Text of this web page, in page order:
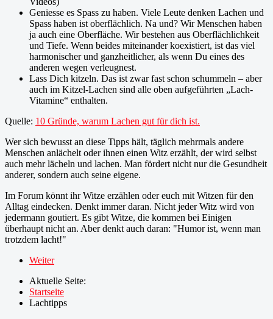
Geniesse es Spass zu haben. Viele Leute denken Lachen und
Spass haben ist oberflächlich. Na und? Wir Menschen haben
ja auch eine Oberfläche. Wir bestehen aus Oberflächlichkeit
und Tiefe. Wenn beides miteinander koexistiert, ist das viel
harmonischer und ganzheitlicher, als wenn Du eines des
anderen wegen verleugnest.
Lass Dich kitzeln. Das ist zwar fast schon schummeln – aber
auch im Kitzel-Lachen sind alle oben aufgeführten „Lach-
Vitamine“ enthalten.
Quelle: 10 Gründe, warum Lachen gut für dich ist.
Wer sich bewusst an diese Tipps hält, täglich mehrmals andere
Menschen anlächelt oder ihnen einen Witz erzählt, der wird selbst
auch mehr lächeln und lachen. Man fördert nicht nur die Gesundheit
anderer, sondern auch seine eigene.
Im Forum könnt ihr Witze erzählen oder euch mit Witzen für den
Alltag eindecken. Denkt immer daran. Nicht jeder Witz wird von
jedermann goutiert. Es gibt Witze, die kommen bei Einigen
überhaupt nicht an. Aber denkt auch daran: "Humor ist, wenn man
trotzdem lacht!"
Weiter
Aktuelle Seite:
Startseite
Lachtipps